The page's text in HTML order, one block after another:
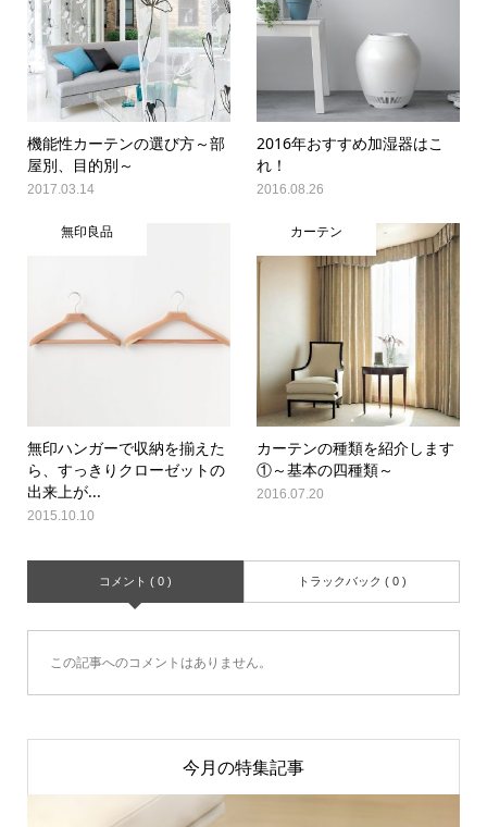
機能性カーテンの選び方～部
屋別、目的別～
2017.03.14
2016年おすすめ加湿器はこ
れ！
2016.08.26
無印良品
無印ハンガーで収納を揃えた
ら、すっきりクローゼットの
出来上が...
2015.10.10
カーテン
カーテンの種類を紹介します
①～基本の四種類～
2016.07.20
コメント ( 0 ) トラックバック ( 0 )
この記事へのコメントはありません。
今月の特集記事